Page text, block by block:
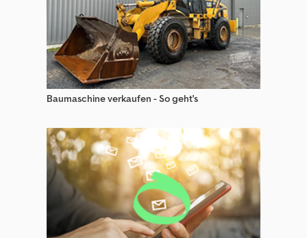
Transporter Kombi/Van
Transporter Teile & Zubehör
Baumaschine verkaufen - So geht's